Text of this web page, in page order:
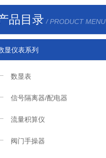
品目录 / PRODUCT MENU
显仪表系列
数显表
信号隔离器/配电器
流量积算仪
阀门手操器